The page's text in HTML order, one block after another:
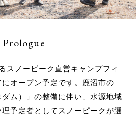
Prologue
スノーピーク直営キャンプフィ
オープン予定です。鹿沼市の
ダム）」の整備に伴い、水源地域
予定者としてスノーピークが選